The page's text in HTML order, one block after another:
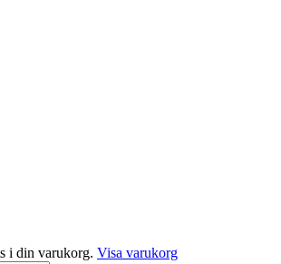
i din varukorg. Visa varukorg